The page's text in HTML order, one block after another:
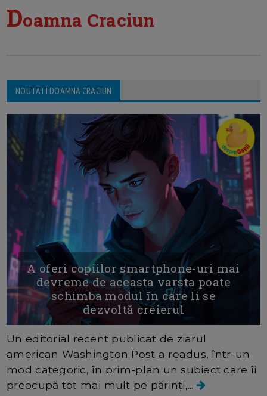
Doamna Craciun
NOUTATI DOAMNA CRACIUN
A oferi copiilor smartphone-uri mai
devreme de aceasta varsta poate
schimba modul în care li se
dezvoltă creierul
Un editorial recent publicat de ziarul
american Washington Post a readus, într-un
mod categoric, în prim-plan un subiect care îi
preocupă tot mai mult pe părinți,...